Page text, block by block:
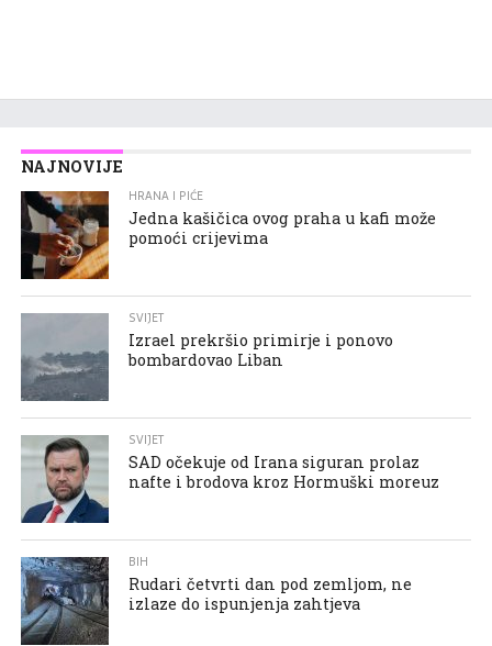
NAJNOVIJE
HRANA I PIĆE
Jedna kašičica ovog praha u kafi može
pomoći crijevima
SVIJET
Izrael prekršio primirje i ponovo
bombardovao Liban
SVIJET
SAD očekuje od Irana siguran prolaz
nafte i brodova kroz Hormuški moreuz
BIH
Rudari četvrti dan pod zemljom, ne
izlaze do ispunjenja zahtjeva